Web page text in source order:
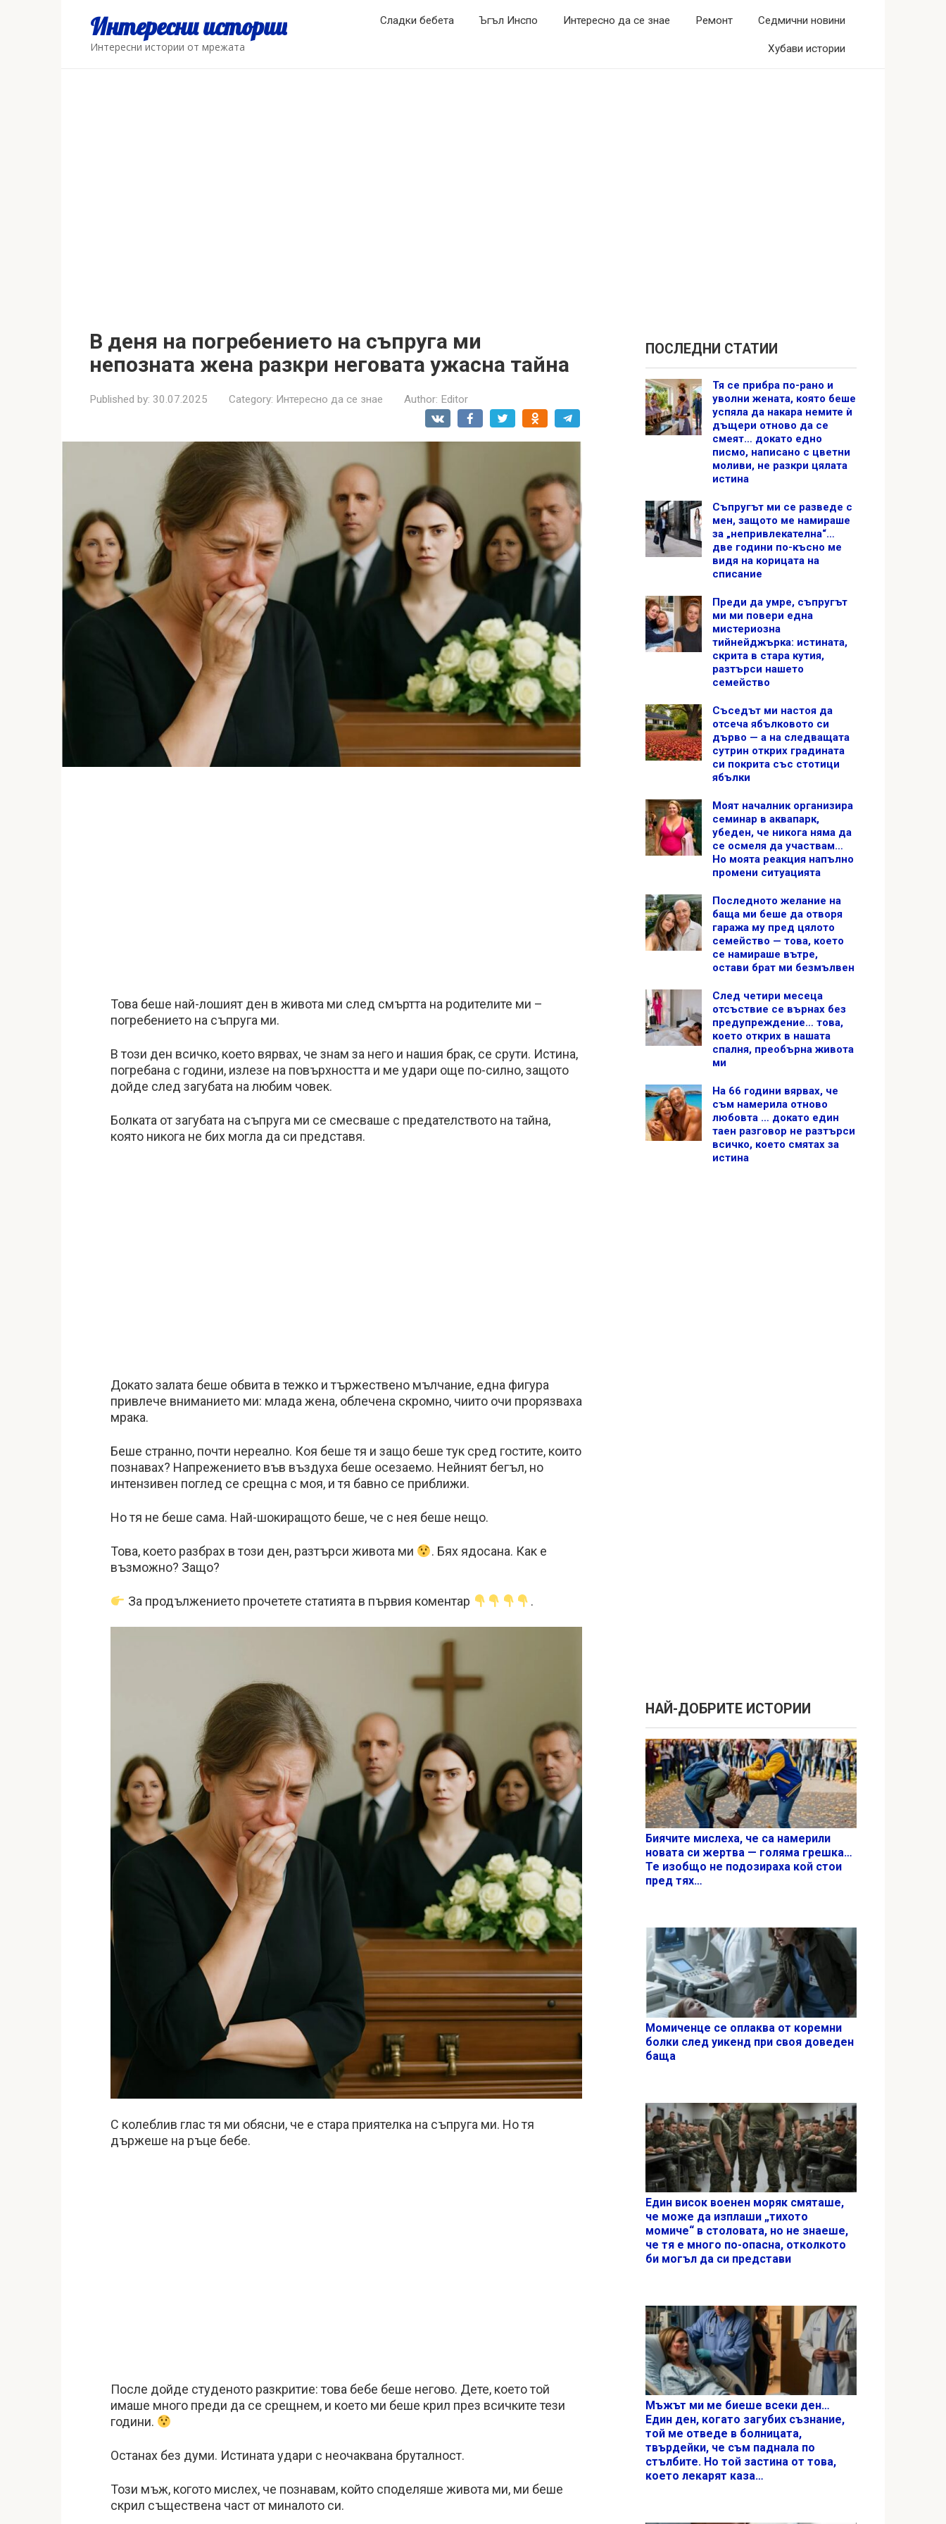
Интересни истории
Интересни истории от мрежата
Сладки бебета Ъгъл Инспо Интересно да се знае Ремонт Седмични новини
Хубави истории
В деня на погребението на съпруга ми
непозната жена разкри неговата ужасна тайна
Published by: 30.07.2025 Category: Интересно да се знае Author: Editor
Това беше най-лошият ден в живота ми след смъртта на родителите ми –
погребението на съпруга ми.
В този ден всичко, което вярвах, че знам за него и нашия брак, се срути. Истина,
погребана с години, излезе на повърхността и ме удари още по-силно, защото
дойде след загубата на любим човек.
Болката от загубата на съпруга ми се смесваше с предателството на тайна,
която никога не бих могла да си представя.
Докато залата беше обвита в тежко и тържествено мълчание, една фигура
привлече вниманието ми: млада жена, облечена скромно, чиито очи прорязваха
мрака.
Беше странно, почти нереално. Коя беше тя и защо беше тук сред гостите, които
познавах? Напрежението във въздуха беше осезаемо. Нейният бегъл, но
интензивен поглед се срещна с моя, и тя бавно се приближи.
Но тя не беше сама. Най-шокиращото беше, че с нея беше нещо.
Това, което разбрах в този ден, разтърси живота ми
. Бях ядосана. Как е
възможно? Защо?
За продължението прочетете статията в първия коментар .
С колеблив глас тя ми обясни, че е стара приятелка на съпруга ми. Но тя
държеше на ръце бебе.
После дойде студеното разкритие: това бебе беше негово. Дете, което той
имаше много преди да се срещнем, и което ми беше крил през всичките тези
години.
Останах без думи. Истината удари с неочаквана бруталност.
Този мъж, когото мислех, че познавам, който споделяше живота ми, ми беше
скрил съществена част от миналото си.
ПОСЛЕДНИ СТАТИИ
Тя се прибра по-рано и
уволни жената, която беше
успяла да накара немите ѝ
дъщери отново да се
смеят… докато едно
писмо, написано с цветни
моливи, не разкри цялата
истина
Съпругът ми се разведе с
мен, защото ме намираше
за „непривлекателна“…
две години по-късно ме
видя на корицата на
списание
Преди да умре, съпругът
ми ми повери една
мистериозна
тийнейджърка: истината,
скрита в стара кутия,
разтърси нашето
семейство
Съседът ми настоя да
отсеча ябълковото си
дърво — а на следващата
сутрин открих градината
си покрита със стотици
ябълки
Моят началник организира
семинар в аквапарк,
убеден, че никога няма да
се осмеля да участвам…
Но моята реакция напълно
промени ситуацията
Последното желание на
баща ми беше да отворя
гаража му пред цялото
семейство — това, което
се намираше вътре,
остави брат ми безмълвен
След четири месеца
отсъствие се върнах без
предупреждение… това,
което открих в нашата
спалня, преобърна живота
ми
На 66 години вярвах, че
съм намерила отново
любовта … докато един
таен разговор не разтърси
всичко, което смятах за
истина
НАЙ-ДОБРИТЕ ИСТОРИИ
Биячите мислеха, че са намерили
новата си жертва — голяма грешка…
Те изобщо не подозираха кой стои
пред тях…
Момиченце се оплаква от коремни
болки след уикенд при своя доведен
баща
Един висок военен моряк смяташе,
че може да изплаши „тихото
момиче“ в столовата, но не знаеше,
че тя е много по-опасна, отколкото
би могъл да си представи
Мъжът ми ме биеше всеки ден…
Един ден, когато загубих съзнание,
той ме отведе в болницата,
твърдейки, че съм паднала по
стълбите. Но той застина от това,
което лекарят каза…